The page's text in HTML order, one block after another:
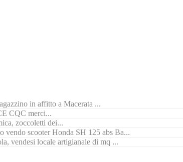
in affitto a Macerata ...
CQC merci...
zoccoletti dei...
vendo scooter Honda SH 125 abs Ba...
vendesi locale artigianale di mq ...